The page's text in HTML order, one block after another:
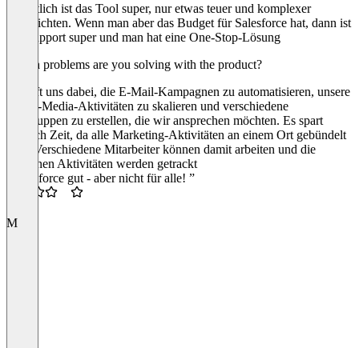
Eigentlich ist das Tool super, nur etwas teuer und komplexer
einzurichten. Wenn man aber das Budget für Salesforce hat, dann ist
der Support super und man hat eine One-Stop-Lösung
Which problems are you solving with the product?
Es hilft uns dabei, die E-Mail-Kampagnen zu automatisieren, unsere
Social-Media-Aktivitäten zu skalieren und verschiedene
Zielgruppen zu erstellen, die wir ansprechen möchten. Es spart
deutlich Zeit, da alle Marketing-Aktivitäten an einem Ort gebündelt
sind. Verschiedene Mitarbeiter können damit arbeiten und die
einzelnen Aktivitäten werden getrackt
“Salesforce gut - aber nicht für alle! ”
M